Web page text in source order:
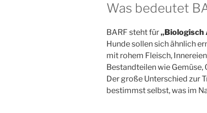
Was bedeutet
BARF steht für„Biologisch
Hunde sollen sich ähnlich
mit rohem Fleisch,
Bestandteilen wie Gemüse,
Der große Unterschied zur
bestimmst selbst, was im